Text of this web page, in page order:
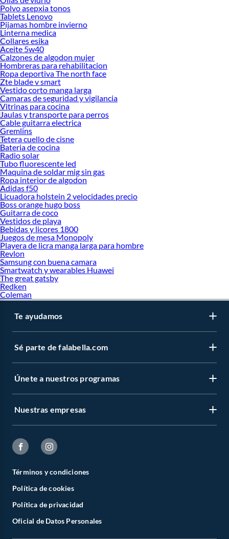
Polvo asepxia tonos
Tablets Lenovo
Pijamas hombre invierno
Linterna medica
Collares esika
Aceite 5w40
Calzones de algodon mujer
Hombreras para rehabilitacion
Ropa deportiva The north face
Zte blade v smart
Vestido corto manga larga
Camaras de seguridad y vigilancia
Vitrinas para cocina
Jaulas y transporte para perros
Cable guitarra electrica
Gremlins
Tetera cuello de cisne
Bateria de cocina
Radio solar
Tubo fluorescente led
Maquina de soldar mig sin gas
Ropa interior de algodon
Adidas f50
Licuadora holstein 2 velocidades precio
Boss orange hugo boss
Guitarra de coco
Vestidos de playa
Bebidas y licores 1800
Juegos de mesa Monopoly
Playera de licra manga larga para hombre
Revlon
Samsung con buena camara
Smartwatch y wearables Huawei
The great gatsby
Redken
Coleman
Te ayudamos
Sé parte de falabella.com
Únete a nuestros programas
Nuestras empresas
Términos y condiciones
Política de cookies
Política de privacidad
Oficial de Datos Personales